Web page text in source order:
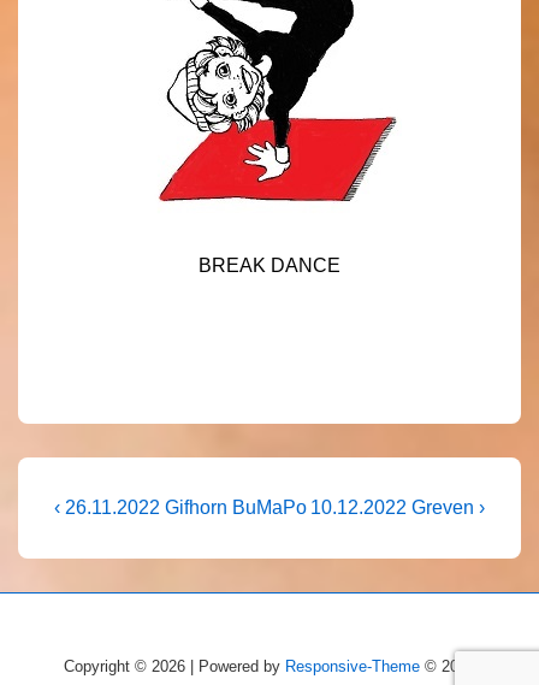
BREAK DANCE
Beitragsnavigation
Vorheriger
ist
‹ 26.11.2022 Gifhorn BuMaPo Nächster
ist
10.12.2022 Greven ›
Copyright © 2026 | Powered by Responsive-Theme © 2026